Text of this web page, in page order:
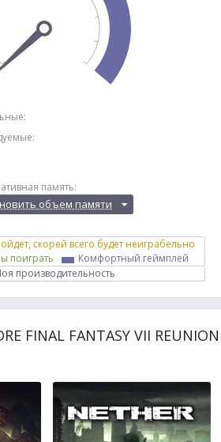
память:
объем памяти
скорей всего будет неиграбельно
поиграть
Комфортный геймплей
производительность
FINAL FANTASY VII REUNION